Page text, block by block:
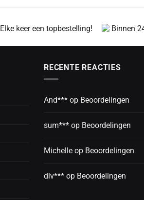
Elke keer een topbestelling! Binnen
RECENTE REACTIES
And*** op Beoordelingen
sum*** op Beoordelingen
Michelle op Beoordelingen
dlv*** op Beoordelingen